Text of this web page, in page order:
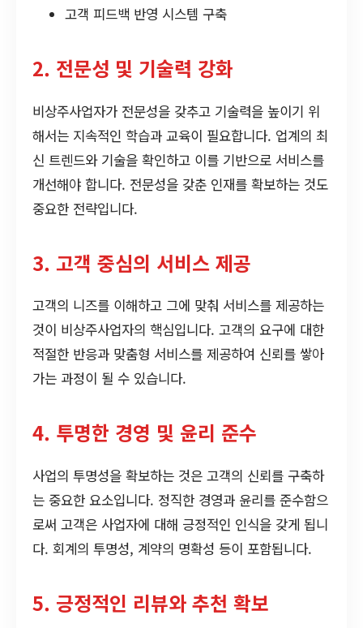
고객 피드백 반영 시스템 구축
2. 전문성 및 기술력 강화
비상주사업자가 전문성을 갖추고 기술력을 높이기 위
해서는 지속적인 학습과 교육이 필요합니다. 업계의 최
신 트렌드와 기술을 확인하고 이를 기반으로 서비스를
개선해야 합니다. 전문성을 갖춘 인재를 확보하는 것도
중요한 전략입니다.
3. 고객 중심의 서비스 제공
고객의 니즈를 이해하고 그에 맞춰 서비스를 제공하는
것이 비상주사업자의 핵심입니다. 고객의 요구에 대한
적절한 반응과 맞춤형 서비스를 제공하여 신뢰를 쌓아
가는 과정이 될 수 있습니다.
4. 투명한 경영 및 윤리 준수
사업의 투명성을 확보하는 것은 고객의 신뢰를 구축하
는 중요한 요소입니다. 정직한 경영과 윤리를 준수함으
로써 고객은 사업자에 대해 긍정적인 인식을 갖게 됩니
다. 회계의 투명성, 계약의 명확성 등이 포함됩니다.
5. 긍정적인 리뷰와 추천 확보